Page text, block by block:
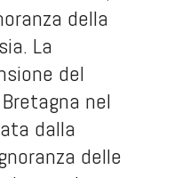
della
La
del
nel
dalla
delle